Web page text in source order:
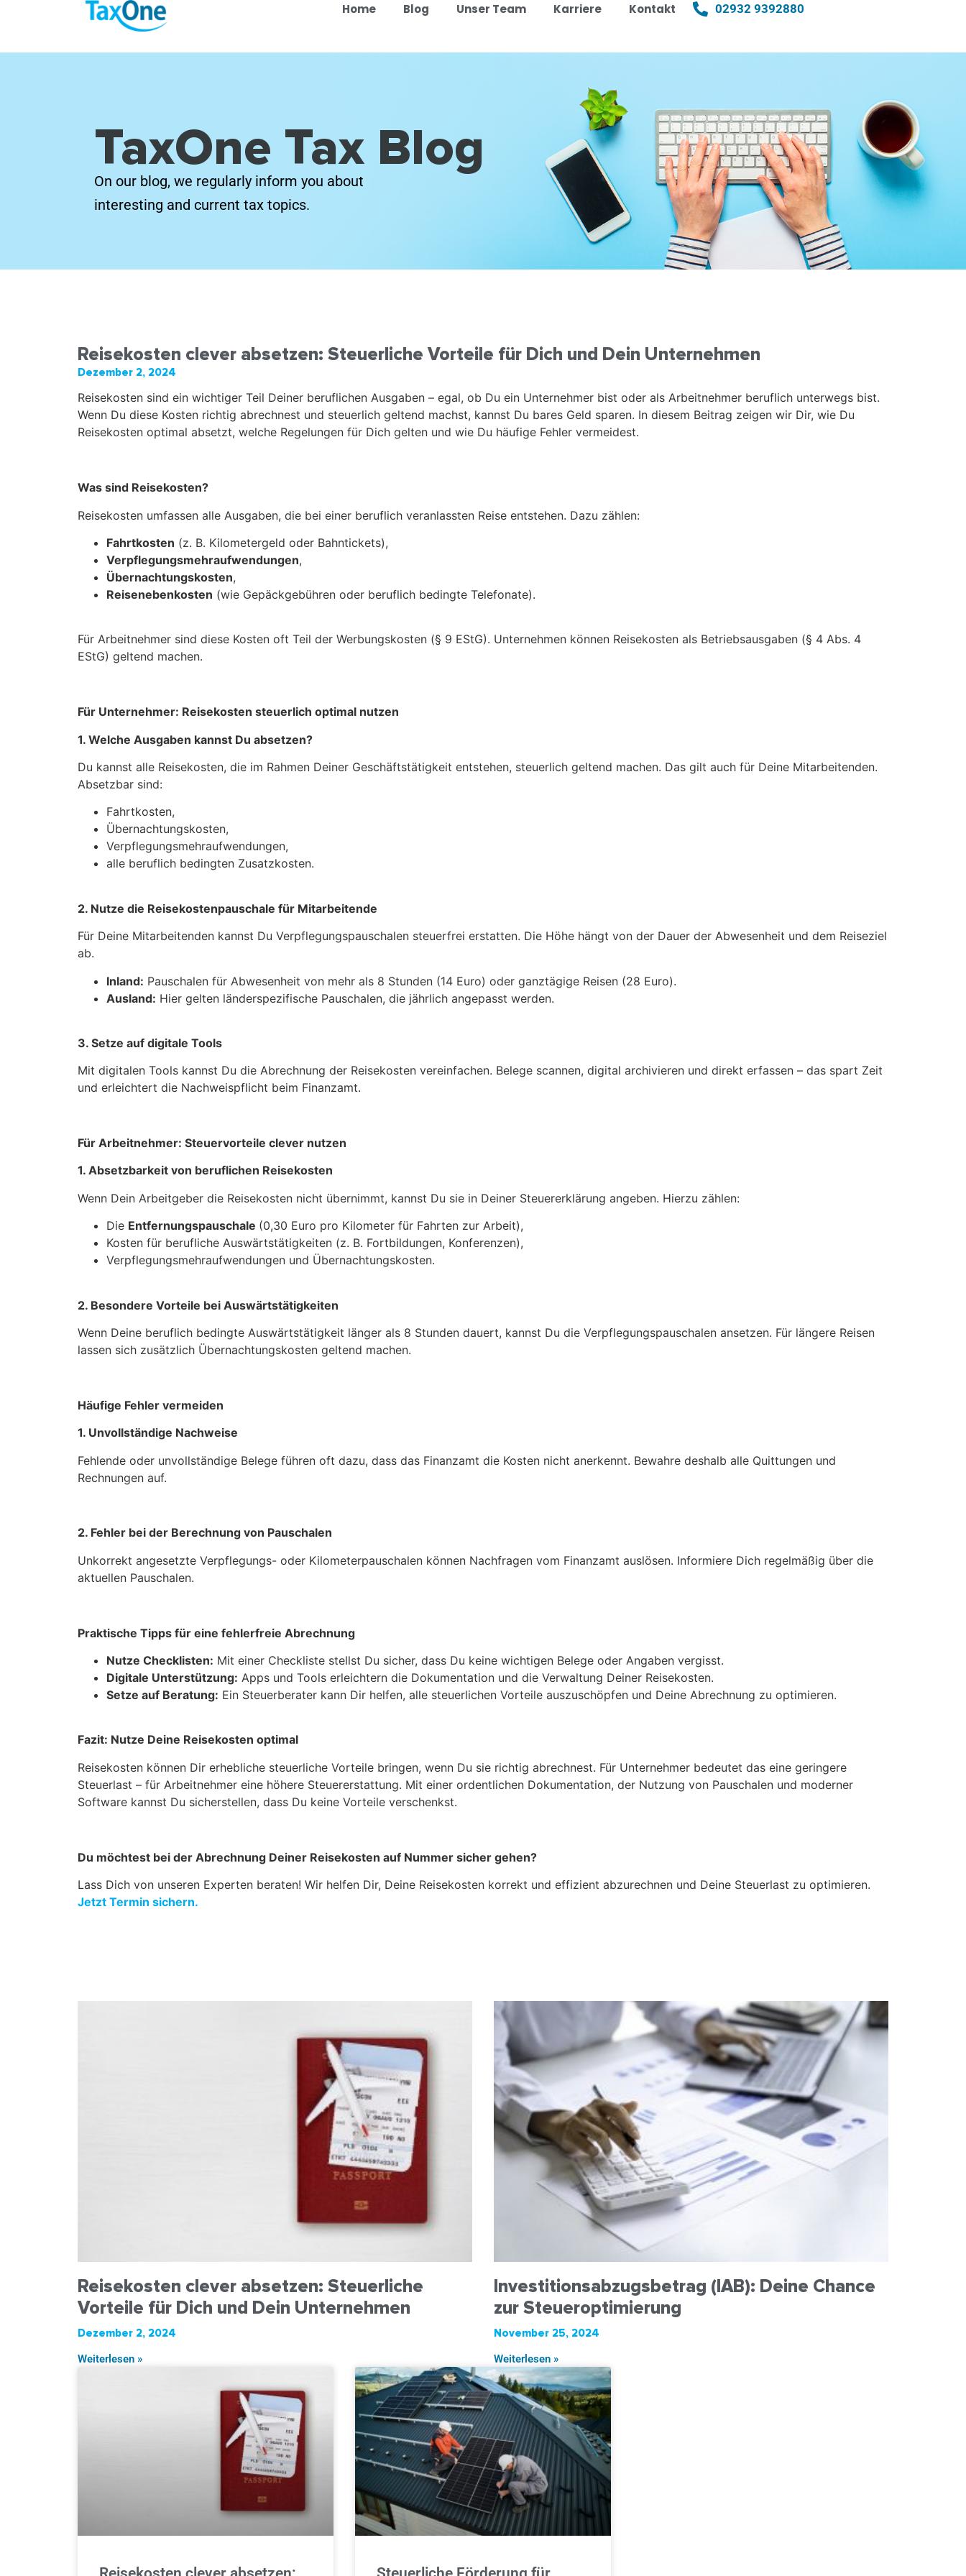
Home Blog Unser Team Karriere Kontakt 02932 9392880
TaxOne Tax Blog
On our blog, we regularly inform you about
interesting and current tax topics.
Reisekosten clever absetzen: Steuerliche Vorteile für Dich und Dein Unternehmen
Dezember 2, 2024
Reisekosten sind ein wichtiger Teil Deiner beruflichen Ausgaben – egal, ob Du ein Unternehmer bist oder als Arbeitnehmer beruflich unterwegs bist.
Wenn Du diese Kosten richtig abrechnest und steuerlich geltend machst, kannst Du bares Geld sparen. In diesem Beitrag zeigen wir Dir, wie Du
Reisekosten optimal absetzt, welche Regelungen für Dich gelten und wie Du häufige Fehler vermeidest.
Was sind Reisekosten?
Reisekosten umfassen alle Ausgaben, die bei einer beruflich veranlassten Reise entstehen. Dazu zählen:
Fahrtkosten (z. B. Kilometergeld oder Bahntickets),
Verpflegungsmehraufwendungen,
Übernachtungskosten,
Reisenebenkosten (wie Gepäckgebühren oder beruflich bedingte Telefonate).
Für Arbeitnehmer sind diese Kosten oft Teil der Werbungskosten (§ 9 EStG). Unternehmen können Reisekosten als Betriebsausgaben (§ 4 Abs. 4
EStG) geltend machen.
Für Unternehmer: Reisekosten steuerlich optimal nutzen
1. Welche Ausgaben kannst Du absetzen?
Du kannst alle Reisekosten, die im Rahmen Deiner Geschäftstätigkeit entstehen, steuerlich geltend machen. Das gilt auch für Deine Mitarbeitenden.
Absetzbar sind:
Fahrtkosten,
Übernachtungskosten,
Verpflegungsmehraufwendungen,
alle beruflich bedingten Zusatzkosten.
2. Nutze die Reisekostenpauschale für Mitarbeitende
Für Deine Mitarbeitenden kannst Du Verpflegungspauschalen steuerfrei erstatten. Die Höhe hängt von der Dauer der Abwesenheit und dem Reiseziel
ab.
Inland: Pauschalen für Abwesenheit von mehr als 8 Stunden (14 Euro) oder ganztägige Reisen (28 Euro).
Ausland: Hier gelten länderspezifische Pauschalen, die jährlich angepasst werden.
3. Setze auf digitale Tools
Mit digitalen Tools kannst Du die Abrechnung der Reisekosten vereinfachen. Belege scannen, digital archivieren und direkt erfassen – das spart Zeit
und erleichtert die Nachweispflicht beim Finanzamt.
Für Arbeitnehmer: Steuervorteile clever nutzen
1. Absetzbarkeit von beruflichen Reisekosten
Wenn Dein Arbeitgeber die Reisekosten nicht übernimmt, kannst Du sie in Deiner Steuererklärung angeben. Hierzu zählen:
Die Entfernungspauschale (0,30 Euro pro Kilometer für Fahrten zur Arbeit),
Kosten für berufliche Auswärtstätigkeiten (z. B. Fortbildungen, Konferenzen),
Verpflegungsmehraufwendungen und Übernachtungskosten.
2. Besondere Vorteile bei Auswärtstätigkeiten
Wenn Deine beruflich bedingte Auswärtstätigkeit länger als 8 Stunden dauert, kannst Du die Verpflegungspauschalen ansetzen. Für längere Reisen
lassen sich zusätzlich Übernachtungskosten geltend machen.
Häufige Fehler vermeiden
1. Unvollständige Nachweise
Fehlende oder unvollständige Belege führen oft dazu, dass das Finanzamt die Kosten nicht anerkennt. Bewahre deshalb alle Quittungen und
Rechnungen auf.
2. Fehler bei der Berechnung von Pauschalen
Unkorrekt angesetzte Verpflegungs- oder Kilometerpauschalen können Nachfragen vom Finanzamt auslösen. Informiere Dich regelmäßig über die
aktuellen Pauschalen.
Praktische Tipps für eine fehlerfreie Abrechnung
Nutze Checklisten: Mit einer Checkliste stellst Du sicher, dass Du keine wichtigen Belege oder Angaben vergisst.
Digitale Unterstützung: Apps und Tools erleichtern die Dokumentation und die Verwaltung Deiner Reisekosten.
Setze auf Beratung: Ein Steuerberater kann Dir helfen, alle steuerlichen Vorteile auszuschöpfen und Deine Abrechnung zu optimieren.
Fazit: Nutze Deine Reisekosten optimal
Reisekosten können Dir erhebliche steuerliche Vorteile bringen, wenn Du sie richtig abrechnest. Für Unternehmer bedeutet das eine geringere
Steuerlast – für Arbeitnehmer eine höhere Steuererstattung. Mit einer ordentlichen Dokumentation, der Nutzung von Pauschalen und moderner
Software kannst Du sicherstellen, dass Du keine Vorteile verschenkst.
Du möchtest bei der Abrechnung Deiner Reisekosten auf Nummer sicher gehen?
Lass Dich von unseren Experten beraten! Wir helfen Dir, Deine Reisekosten korrekt und effizient abzurechnen und Deine Steuerlast zu optimieren.
Jetzt Termin sichern.
Reisekosten clever absetzen: Steuerliche
Vorteile für Dich und Dein Unternehmen
Dezember 2, 2024
Weiterlesen »
Investitionsabzugsbetrag (IAB): Deine Chance
zur Steueroptimierung
November 25, 2024
Weiterlesen »